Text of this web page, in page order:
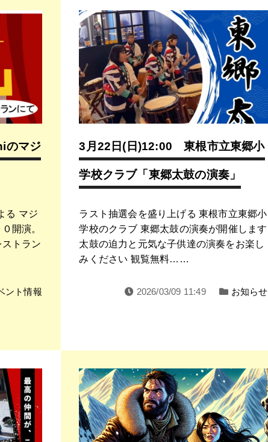
のマジ
る マジ
開演。
トラン
ント情報
3月22日(日)12:00 東根市立東郷小
学校クラブ「東郷太鼓の演奏」
ラスト抽選会を盛り上げる 東根市立東郷小
学校のクラブ 東郷太鼓の演奏が開催します
太鼓の迫力と元気な子供達の演奏をお楽し
みください 観覧無料……
2026/03/09 11:49 お知らせ